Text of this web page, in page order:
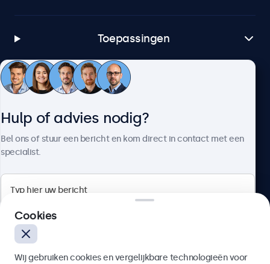
Toepassingen
Klantenservice
4.8/5 door 5000+ bedrijven
Hulp of advies nodig?
Bel ons of stuur een bericht en kom direct in contact met een
specialist.
Cookies
Wij gebruiken cookies en vergelijkbare technologieën voor